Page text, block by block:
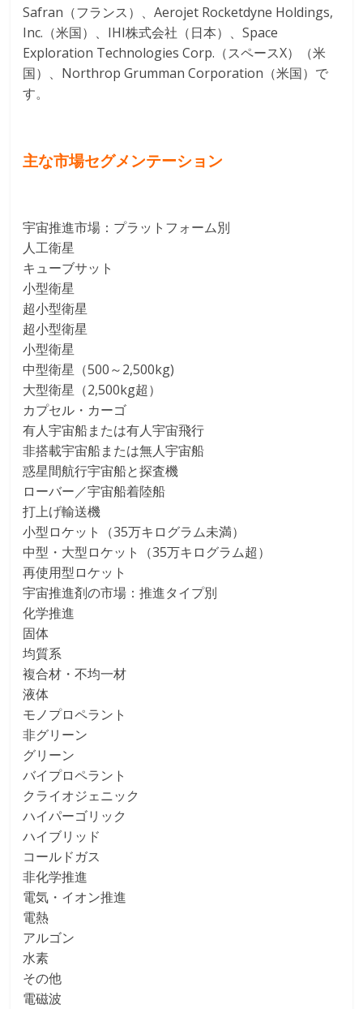
Safran（フランス）、Aerojet Rocketdyne Holdings,
Inc.（米国）、IHI株式会社（日本）、Space
Exploration Technologies Corp.（スペースX）（米
国）、Northrop Grumman Corporation（米国）で
す。
主な市場セグメンテーション
宇宙推進市場：プラットフォーム別
人工衛星
キューブサット
小型衛星
超小型衛星
超小型衛星
小型衛星
中型衛星（500～2,500kg)
大型衛星（2,500kg超）
カプセル・カーゴ
有人宇宙船または有人宇宙飛行
非搭載宇宙船または無人宇宙船
惑星間航行宇宙船と探査機
ローバー／宇宙船着陸船
打上げ輸送機
小型ロケット（35万キログラム未満）
中型・大型ロケット（35万キログラム超）
再使用型ロケット
宇宙推進剤の市場：推進タイプ別
化学推進
固体
均質系
複合材・不均一材
液体
モノプロペラント
非グリーン
グリーン
バイプロペラント
クライオジェニック
ハイパーゴリック
ハイブリッド
コールドガス
非化学推進
電気・イオン推進
電熱
アルゴン
水素
その他
電磁波